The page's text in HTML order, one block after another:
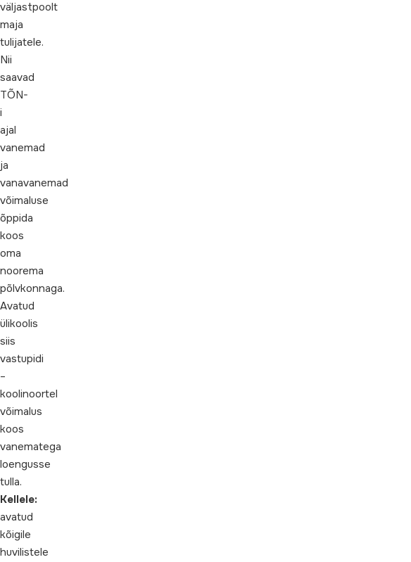
väljastpoolt
maja
tulijatele.
Nii
saavad
TÕN-
i
ajal
vanemad
ja
vanavanemad
võimaluse
õppida
koos
oma
noorema
põlvkonnaga.
Avatud
ülikoolis
siis
vastupidi
–
koolinoortel
võimalus
koos
vanematega
loengusse
tulla.
Kellele:
avatud
kõigile
huvilistele